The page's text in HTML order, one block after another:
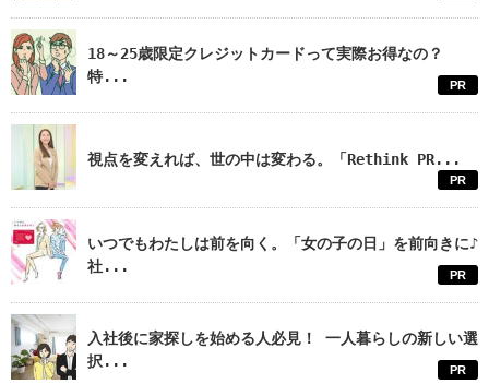
18～25歳限定クレジットカードって実際お得なの？
特...
PR
視点を変えれば、世の中は変わる。「Rethink PR...
PR
いつでもわたしは前を向く。「女の子の日」を前向きに♪
社...
PR
入社後に家探しを始める人必見！ 一人暮らしの新しい選
択...
PR